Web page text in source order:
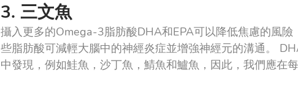
3. 三文魚
攝入更多的Omega-3脂肪酸DHA和EPA可以降低焦慮的風
些脂肪酸可減輕大腦中的神經炎症並增強神經元的溝通。
中發現，例如鮭魚，沙丁魚，鯖魚和鱸魚，因此，我們應在